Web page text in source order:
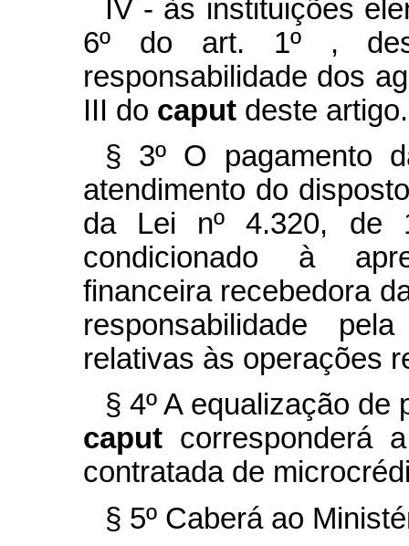
IV - às instituições
6º do art. 1º ,
responsabilidade dos
III do caput deste artigo.
§ 3º O pagamento
atendimento do
da Lei nº 4.320, de
condicionado à
financeira recebedora
responsabilidade
relativas às operações
§ 4º A equalização
caput corresponderá
contratada de
§ 5º Caberá ao